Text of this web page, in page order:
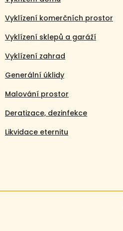
Vyklízení komerčních prostor
Vyklízení sklepů a garáží
Vyklízení zahrad
Generální úklidy
Malování prostor
Deratizace, dezinfekce
Likvidace eternitu